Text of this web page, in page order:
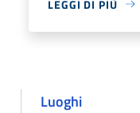
LEGGI DI PIÙ
Luoghi